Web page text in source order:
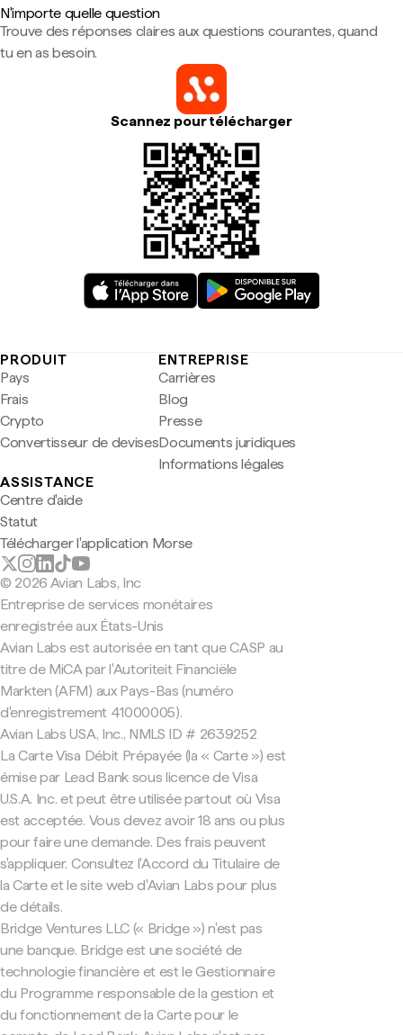
N'importe quelle question
Trouve des réponses claires aux questions courantes, quand
tu en as besoin.
Scannez pour télécharger
PRODUIT
Pays
Frais
Crypto
Convertisseur de devises
ENTREPRISE
Carrières
Blog
Presse
Documents juridiques
Informations légales
ASSISTANCE
Centre d'aide
Statut
Télécharger l'application Morse
© 2026 Avian Labs, Inc
Entreprise de services monétaires
enregistrée aux États-Unis
Avian Labs est autorisée en tant que CASP au
titre de MiCA par l'Autoriteit Financiële
Markten (AFM) aux Pays-Bas (numéro
d'enregistrement 41000005).
Avian Labs USA, Inc., NMLS ID # 2639252
La Carte Visa Débit Prépayée (la « Carte ») est
émise par Lead Bank sous licence de Visa
U.S.A. Inc. et peut être utilisée partout où Visa
est acceptée. Vous devez avoir 18 ans ou plus
pour faire une demande. Des frais peuvent
s'appliquer. Consultez l'Accord du Titulaire de
la Carte et le site web d'Avian Labs pour plus
de détails.
Bridge Ventures LLC (« Bridge ») n'est pas
une banque. Bridge est une société de
technologie financière et est le Gestionnaire
du Programme responsable de la gestion et
du fonctionnement de la Carte pour le